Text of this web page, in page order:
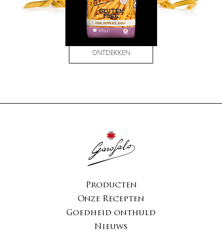
ONTDEKKEN
Producten
Onze Recepten
Goedheid onthuld
Nieuws